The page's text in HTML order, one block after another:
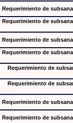
Requerimiento de
Requerimiento de
Requerimiento de
Requerimiento de
Requerimiento de
Requerimiento de
Requerimiento de
Requerimiento de